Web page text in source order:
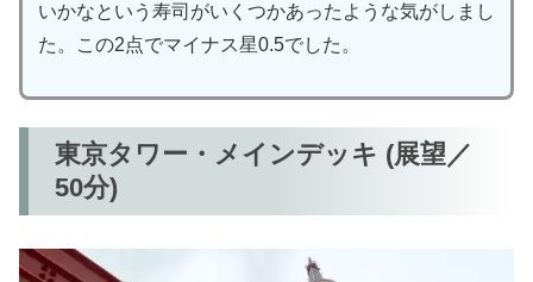
いかなという寿司がいくつかあったような気がしまし
た。この2点でマイナス星0.5でした。
東京タワー・メインデッキ (展望／
50分)